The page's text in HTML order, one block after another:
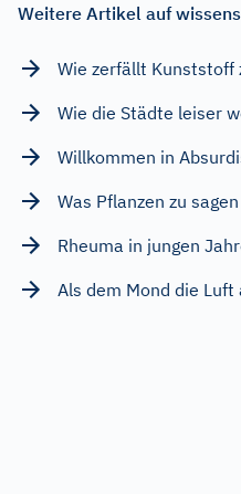
Weitere Artikel auf
Wie zerfällt Kunststoff
Wie die Städte leiser
Willkommen in
Was Pflanzen zu
Rheuma in jungen
Als dem Mond die Luft